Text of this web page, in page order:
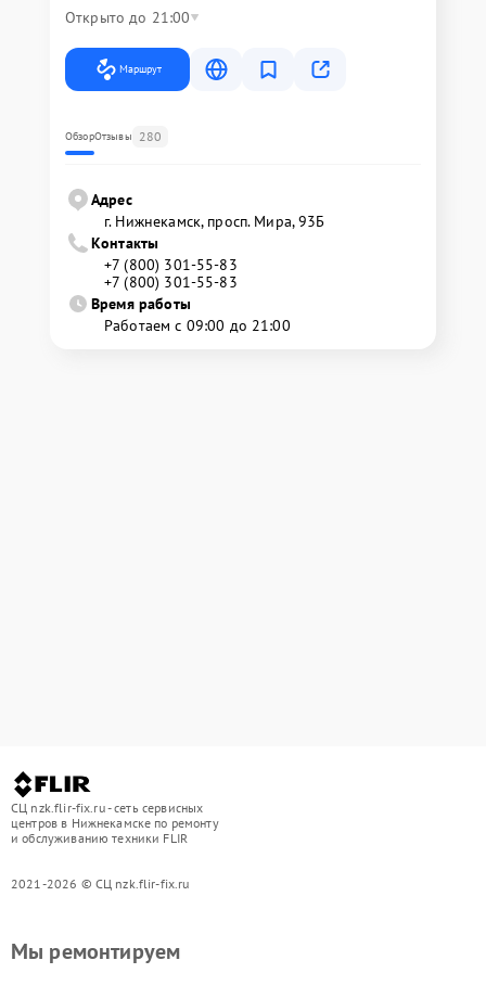
Открыто до 21:00
Маршрут
ОбзорОтзывы 280
Адрес
г. Нижнекамск, просп. Мира, 93Б
Контакты
+7 (800) 301-55-83
+7 (800) 301-55-83
Время работы
Работаем с 09:00 до 21:00
СЦ nzk.flir-fix.ru - сеть сервисных
центров в Нижнекамске по ремонту
и обслуживанию техники FLIR
2021-2026 © СЦ nzk.flir-fix.ru
Мы ремонтируем